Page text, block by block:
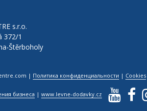
s.r.o.
372/1
Štěrboholy
| Политика конфиденциальности | Cookies
бизнеса |www.levne-dodavky.cz